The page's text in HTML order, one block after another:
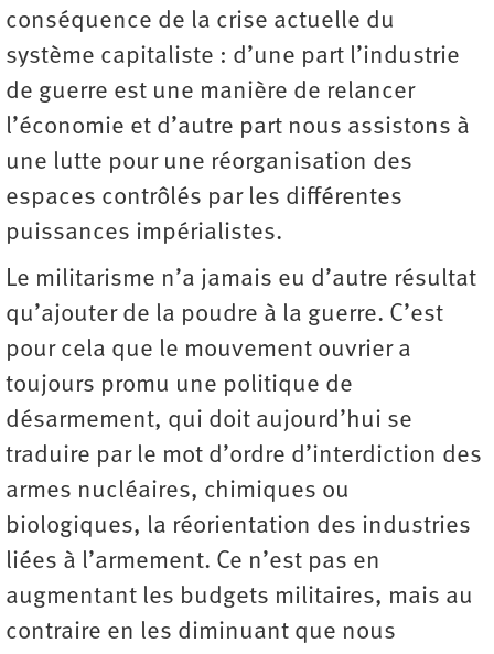
conséquence de la crise actuelle du
système capitaliste : d’une part l’industrie
de guerre est une manière de relancer
l’économie et d’autre part nous assistons à
une lutte pour une réorganisation des
espaces contrôlés par les différentes
puissances impérialistes.
Le militarisme n’a jamais eu d’autre résultat
qu’ajouter de la poudre à la guerre. C’est
pour cela que le mouvement ouvrier a
toujours promu une politique de
désarmement, qui doit aujourd’hui se
traduire par le mot d’ordre d’interdiction des
armes nucléaires, chimiques ou
biologiques, la réorientation des industries
liées à l’armement. Ce n’est pas en
augmentant les budgets militaires, mais au
contraire en les diminuant que nous